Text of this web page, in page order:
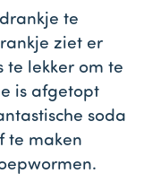
te
ziet er
te lekker om te
is afgetopt
soda
te maken